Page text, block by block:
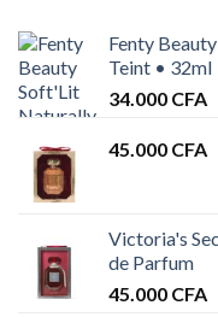
Fenty
Teint • 32ml
34.000 CFA
45.000 CFA
Victoria's
de Parfum
45.000 CFA